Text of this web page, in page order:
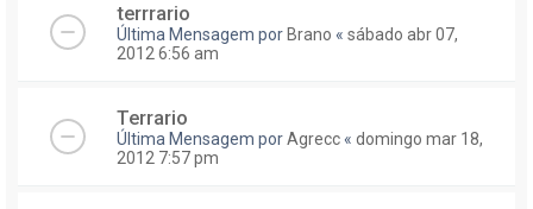
terrrario
Última Mensagem por Brano « sábado abr 07,
2012 6:56 am
Terrario
Última Mensagem porAgrecc « domingo mar 18,
2012 7:57 pm